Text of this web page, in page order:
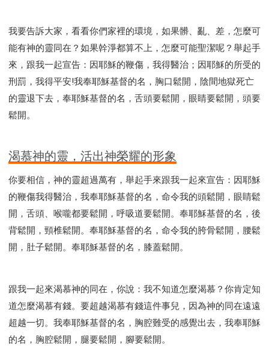
我要告訴大家，看看你們家裡的環境，如果髒、亂、差，怎麼可
能有神的靈同在？如果幹淨都算不上，怎麼可能聖潔呢？舉起手
來，跟我一起宣告：因耶穌的鞭傷，我得醫治；因耶穌的所受的
刑罰，我得平安!我奉耶穌基督的名，胸口鬆開，陰間地獄死亡
的靈退下去，奉耶穌基督的名，舌頭要鬆開，眼睛要鬆開，頭要
鬆開。
渴慕神的靈，活出神榮耀的形象
你要相信，神的靈超過萬有，舉起手來跟我一起來宣告：因耶穌
的鞭傷我得醫治，我奉耶穌基督的名，命令我的頭鬆開，眼睛鬆
開，舌頭、喉嚨都要鬆開，呼吸道要鬆開。奉耶穌基督的名，後
背鬆開，頸椎鬆開。奉耶穌基督的名，命令我的胯骨鬆開，腰鬆
開，肚子鬆開。奉耶穌基督的名，膝蓋鬆開。
跟我一起來渴慕神的同在，你說：我不知道怎麼渴慕？你肯定知
道怎麼渴慕有錢。要超越渴慕有錢這件事兒，因為神的同在遠遠
超越一切。我奉耶穌基督的名，胸腔難受的感覺出去，我奉耶穌
的名，胸腔鬆開，腿要鬆開，腳要鬆開。